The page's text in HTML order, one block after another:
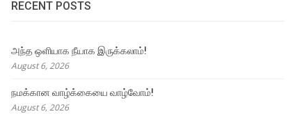
RECENT POSTS
அந்த ஒளியாக நீயாக இருக்கலாம்!
August 6, 2026
நமக்கான வாழ்க்கையை வாழ்வோம்!
August 6, 2026